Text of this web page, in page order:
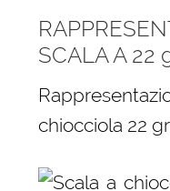
SCALA A 22
chiocciola 22